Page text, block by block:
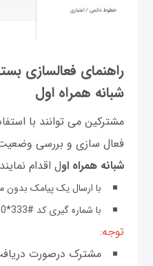
راهنمای فعالسازی
شبانه همراه اول
مشترکین می توانند با
فعال سازی و بررسی
شبانه همراه اول اقدام
با ارسال یک پیامک بدون متن
با شماره گیری کد #333*10*
توجه:
مشترک درصورت